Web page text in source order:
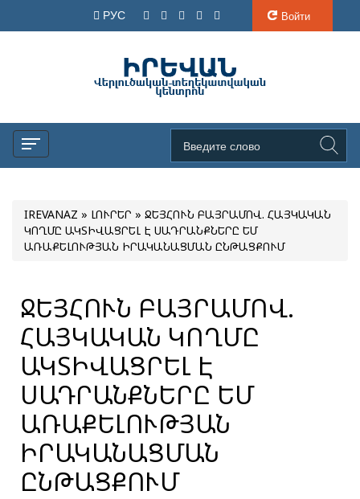
РУС Войти
IREVANAZ » ԼՈՒՐԵՐ » ՋԵՅՀՈՒՆ ԲԱՅՐԱՄՈՎ. ՀԱՅԿԱԿԱՆ
ԿՈՂՄԸ ԱԿՏԻՎԱՑՐԵԼ Է ՍԱԴՐԱՆՔՆԵՐԸ ԵՄ
ԱՌԱՔԵԼՈՒԹՅԱՆ ԻՐԱԿԱՆԱՑՄԱՆ ԸՆԹԱՑՔՈՒՄ
ՋԵՅՀՈՒՆ ԲԱՅՐԱՄՈՎ.
ՀԱՅԿԱԿԱՆ ԿՈՂՄԸ
ԱԿՏԻՎԱՑՐԵԼ Է
ՍԱԴՐԱՆՔՆԵՐԸ ԵՄ
ԱՌԱՔԵԼՈՒԹՅԱՆ
ԻՐԱԿԱՆԱՑՄԱՆ
ԸՆԹԱՑՔՈՒՄ